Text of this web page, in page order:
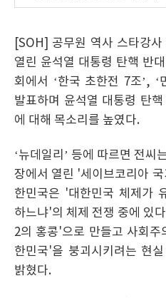
[SOH] 공무원 역사 스타강
열린 윤석열 대통령 탄핵 반
회에서 ‘한국 초한전 7조’, ‘
발표하며 윤석열 대통령 탄
에 대해 목소리를 높였다.
‘뉴데일리’ 등에 따르면 전씨
장에서 열린 '세이브코리아
한민국은 '대한민국 체제가
하느냐'의 체제 전쟁 중에 있
2의 홍콩'으로 만들고 사회
한민국'을 붕괴시키려는 현
밝혔다.